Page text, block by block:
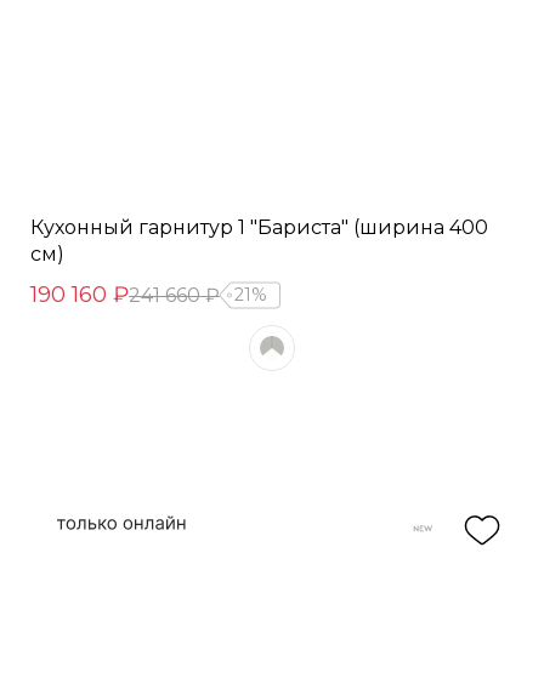
Кухонный гарнитур 1 "Бариста" (ширина 400
см)
190 160 ₽241 660 ₽ 21%